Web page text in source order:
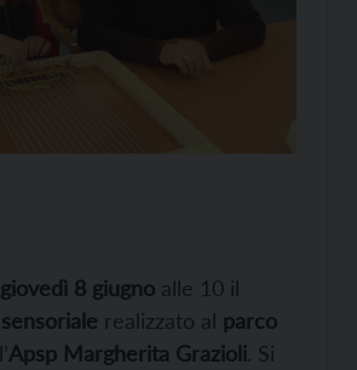
giovedì 8 giugno alle 10 il
realizzato al parco
Apsp Margherita Grazioli. Si